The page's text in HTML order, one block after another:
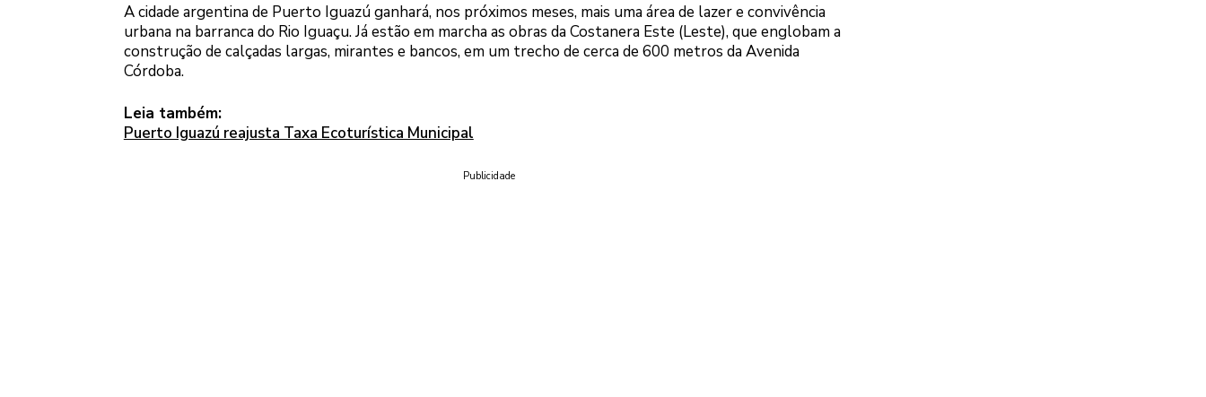
A cidade argentina de Puerto Iguazú ganhará, nos próximos meses, mais uma área de lazer e convivência
urbana na barranca do Rio Iguaçu. Já estão em marcha as obras da Costanera Este (Leste), que englobam a
construção de calçadas largas, mirantes e bancos, em um trecho de cerca de 600 metros da Avenida
Córdoba.
Leia também:
Puerto Iguazú reajusta Taxa Ecoturística Municipal
Publicidade